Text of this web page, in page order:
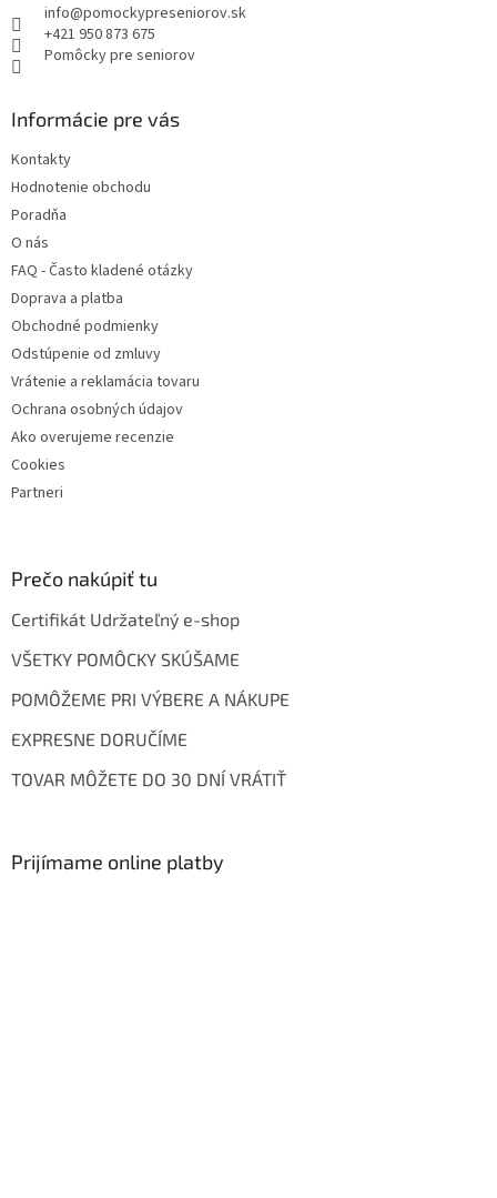
info@pomockypreseniorov.sk
+421 950 873 675
Pomôcky pre seniorov
Informácie pre vás
Kontakty
Hodnotenie obchodu
Poradňa
O nás
FAQ - Často kladené otázky
Doprava a platba
Obchodné podmienky
Odstúpenie od zmluvy
Vrátenie a reklamácia tovaru
Ochrana osobných údajov
Ako overujeme recenzie
Cookies
Partneri
Prečo nakúpiť tu
Certifikát Udržateľný e-shop
VŠETKY POMÔCKY SKÚŠAME
POMÔŽEME PRI VÝBERE A NÁKUPE
EXPRESNE DORUČÍME
TOVAR MÔŽETE DO 30 DNÍ VRÁTIŤ
Prijímame online platby